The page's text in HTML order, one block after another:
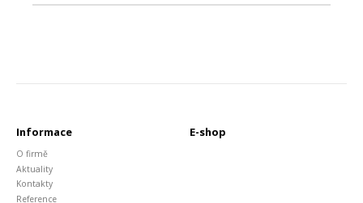
Informace
O firmě
Aktuality
Kontakty
Reference
E-shop